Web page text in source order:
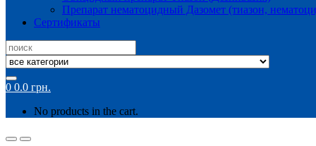
Препарат нематоцидный Дазомет (тиазон,
Сертификаты
Search
for:
0 0.0 грн.
No products in the cart.